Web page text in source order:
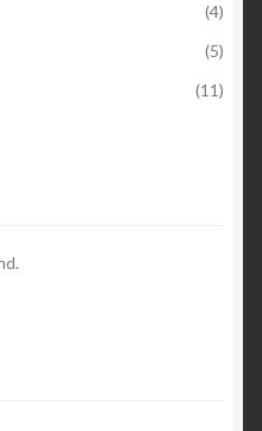
(4)
(5)
(11)